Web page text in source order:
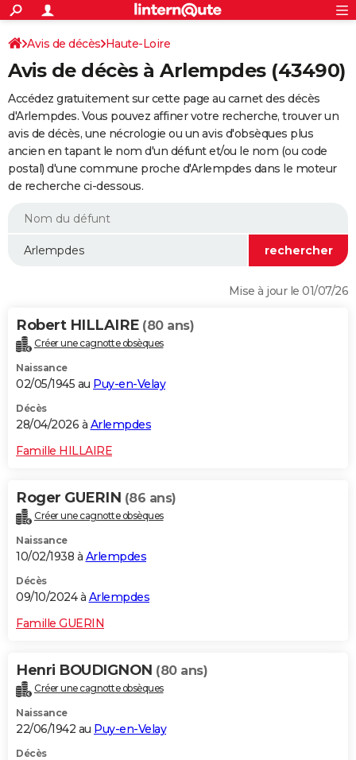
ACTUALITÉS
Politique
Société
Faits Divers
Education
Monde
Villes
+
SPORT
Coupe du monde 2026
Football
Tennis
Cyclisme
Rugby
Forum
Programme TV
TNT
Streaming
Cinéma
Sorties cinéma
Musique
+
FINANCE
Retraite
Impôts
Epargne
Immobilier
Risques naturels par ville
Banque
Assurance
Crédit
AUTO
Essais
Réserver un essai
Citadines
Berlines
SUV
Forum auto
+
HIGH-TECH
BRICOLAGE
WEEK-END
Alimentation
Guide de la santé
Maladies
Médicaments
Sommeil
VOYAGE
Destinations
City break
Voyage nature
Voyage de noces
Forum
Climat
+PHOTO
GUIDES D'ACHAT
Carte de Noël
Carte Bonne année
Carte Saint-Valentin
Carte Pâques
Carte d'anniversaire
DICTIONNAIRE
Dictionnaire
Biographies
Citations
Expressions
Proverbes
PROGRAMME TV
S'inscrire
Se connecter
Lycées
Collèges
Primaires
Universités
Entreprises
Service militaire
Avis de recherche
AVIS DE DÉCÈS
FORUM
Bricolage
Television
S'inscrire
Connexion
Avis de décès Haute-Loire
Avis de décès à Arlempdes (43490)
Accédez gratuitement sur cette page au carnet des décès
d'Arlempdes. Vous pouvez affiner votre recherche, trouver un
avis de décès, une nécrologie ou un avis d'obsèques plus
ancien en tapant le nom d'un défunt et/ou le nom (ou code
postal) d'une commune proche d'Arlempdes dans le moteur
de recherche ci-dessous.
Mise à jour le 01/07/26
Robert HILLAIRE (80 ans)
Créer une cagnotte obsèques
Naissance
02/05/1945 au Puy-en-Velay
Décès
28/04/2026 à Arlempdes
Famille HILLAIRE
Roger GUERIN (86 ans)
Créer une cagnotte obsèques
Naissance
10/02/1938 à Arlempdes
Décès
09/10/2024 à Arlempdes
Famille GUERIN
Henri BOUDIGNON (80 ans)
Créer une cagnotte obsèques
Naissance
22/06/1942 au Puy-en-Velay
Décès